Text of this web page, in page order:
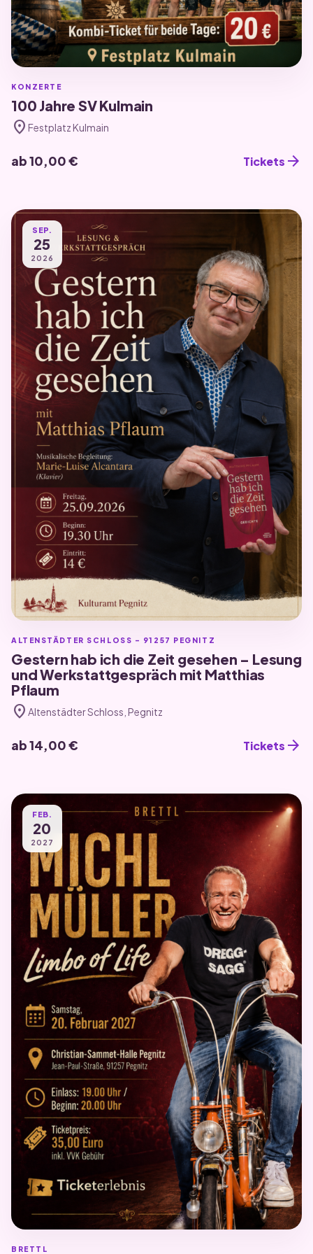
KONZERTE
100 Jahre SV Kulmain
location_on Festplatz Kulmain
ab 10,00 € Tickets arrow_forward
SEP.
25
2026
ALTENSTÄDTER SCHLOSS - 91257 PEGNITZ
Gestern hab ich die Zeit gesehen – Lesung
und Werkstattgespräch mit Matthias
Pflaum
location_on Altenstädter Schloss, Pegnitz
ab 14,00 € Tickets arrow_forward
FEB.
20
2027
BRETTL